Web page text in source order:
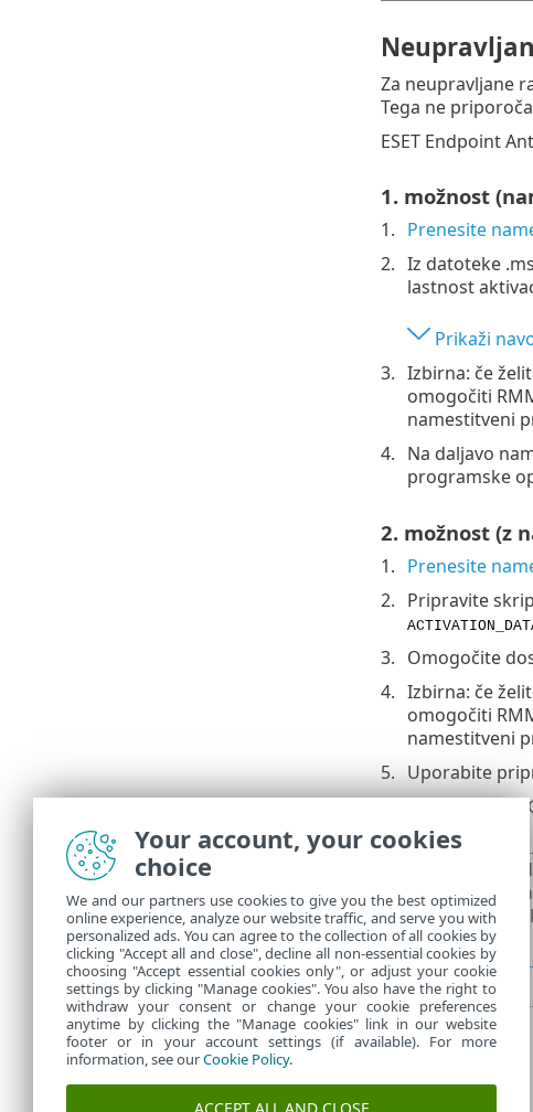
Za neupravljane
Tega ne
ESET Endpoint
1. možnost
Prenesite
Iz datoteke
lastnost
Prikaži
Izbirna: če
omogočiti
namestitveni
Na daljavo
programske
2. možnost (z
Prenesite
Pripravite
Omogočite
Izbirna: če
omogočiti
namestitveni
Uporabite
Za orodje
opravilo
Če svojih
Endpoint
opreme z
informacij
Your account, your cookies
choice
We and our partners use cookies to give you the best optimized
online experience, analyze our website traffic, and serve you with
personalized ads. You can agree to the collection of all cookies by
clicking "Accept all and close", decline all non-essential cookies by
choosing "Accept essential cookies only", or adjust your cookie
settings by clicking "Manage cookies". You also have the right to
withdraw your consent or change your cookie preferences
anytime by clicking the "Manage cookies" link in our website
footer or in your account settings (if available). For more
information, see ourCookie Policy.